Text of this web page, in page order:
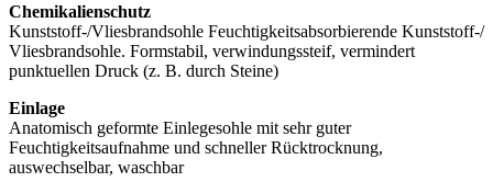
Chemikalienschutz
Kunststoff-/Vliesbrandsohle Feuchtigkeitsabsorbierende Kunststoff-/
Vliesbrandsohle. Formstabil, verwindungssteif, vermindert
punktuellen Druck (z. B. durch Steine)
Einlage
Anatomisch geformte Einlegesohle mit sehr guter
Feuchtigkeitsaufnahme und schneller Rücktrocknung,
auswechselbar, waschbar